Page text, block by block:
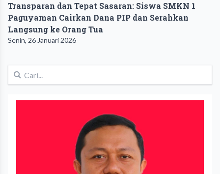
Transparan dan Tepat Sasaran: Siswa SMKN 1
Paguyaman Cairkan Dana PIP dan Serahkan
Langsung ke Orang Tua
Senin, 26 Januari 2026